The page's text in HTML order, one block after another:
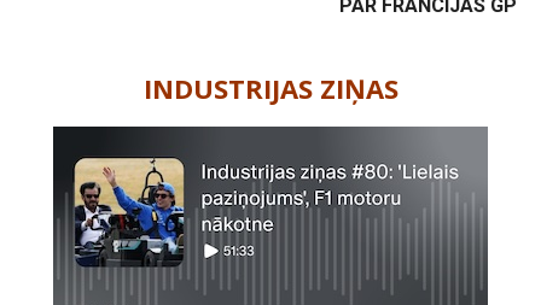
PAR FRANCIJAS GP
INDUSTRIJAS ZIŅAS